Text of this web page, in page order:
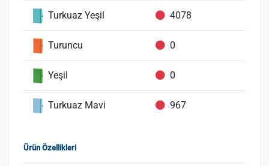
Turkuaz Yeşil 4078
Turuncu 0
Yeşil 0
Turkuaz Mavi 967
Ürün Özellikleri